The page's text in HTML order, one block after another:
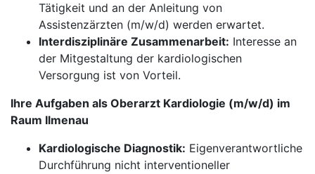
Tätigkeit und an der Anleitung von
Assistenzärzten (m/w/d) werden erwartet.
Interdisziplinäre Zusammenarbeit: Interesse an
der Mitgestaltung der kardiologischen
Versorgung ist von Vorteil.
Ihre Aufgaben als Oberarzt Kardiologie (m/w/d) im
Raum Ilmenau
Kardiologische Diagnostik: Eigenverantwortliche
Durchführung nicht interventioneller